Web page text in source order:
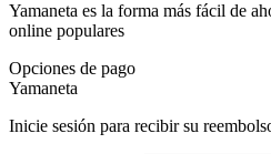
Yamaneta es la forma más fácil de
online populares
Opciones de pago
Yamaneta
Inicie sesión para recibir su